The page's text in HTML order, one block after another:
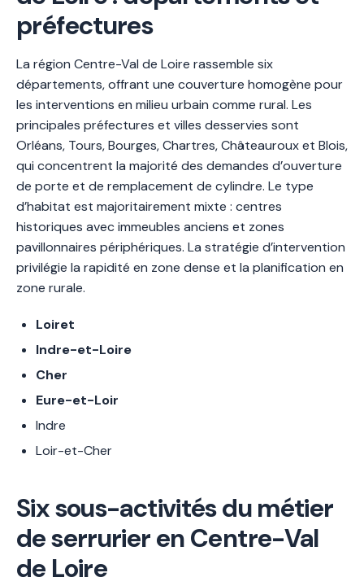
préfectures
La région Centre-Val de Loire rassemble six
départements, offrant une couverture homogène pour
les interventions en milieu urbain comme rural. Les
principales préfectures et villes desservies sont
Orléans, Tours, Bourges, Chartres, Châteauroux et Blois,
qui concentrent la majorité des demandes d’ouverture
de porte et de remplacement de cylindre. Le type
d’habitat est majoritairement mixte : centres
historiques avec immeubles anciens et zones
pavillonnaires périphériques. La stratégie d’intervention
privilégie la rapidité en zone dense et la planification en
zone rurale.
Loiret
Indre-et-Loire
Cher
Eure-et-Loir
Indre
Loir-et-Cher
Six sous-activités du métier
de serrurier en Centre-Val
de Loire